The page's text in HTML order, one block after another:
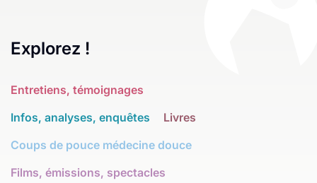
Explorez !
Entretiens, témoignages
Infos, analyses, enquêtes
Livres
Coups de pouce médecine douce
Films, émissions, spectacles